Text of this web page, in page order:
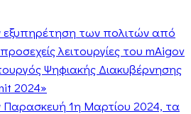
των πολιτών από
λειτουργίες του mAigov
Ψηφιακής Διακυβέρνησης
2024»
Παρασκευή 1η Μαρτίου 2024, τα